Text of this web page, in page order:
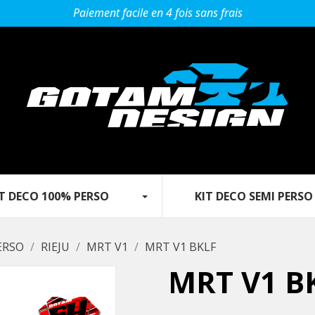
Paiement facile en 4 fois sans frais
DECO 100% PERSO‎ KIT DECO SEMI PERSO
RIEJU MRT V1 MRT V1 BKLF
MRT V1